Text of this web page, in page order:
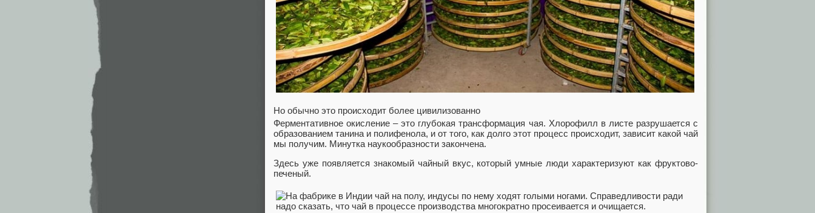
Но обычно это происходит более цивилизованно
Ферментативное окисление – это глубокая трансформация чая. Хлорофилл в листе разрушается с
образованием танина и полифенола, и от того, как долго этот процесс происходит, зависит какой чай
мы получим. Минутка наукообразности закончена.
Здесь уже появляется знакомый чайный вкус, который умные люди характеризуют как фруктово-
печеный.